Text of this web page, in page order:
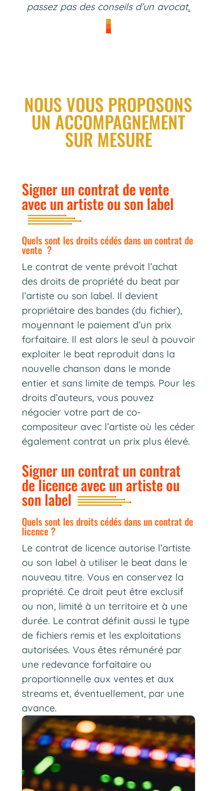
passez pas des conseils d’un avocat.
NOUS VOUS PROPOSONS
UN ACCOMPAGNEMENT
SUR MESURE
Signer un contrat de vente
avec un artiste ou son label
quels sont les droits cédés dans un contrat de
vente ?
Le contrat de vente prévoit l’achat
des droits de propriété du beat par
l’artiste ou son label. Il devient
propriétaire des bandes (du fichier),
moyennant le paiement d’un prix
forfaitaire. Il est alors le seul à pouvoir
exploiter le beat reproduit dans la
nouvelle chanson dans le monde
entier et sans limite de temps. Pour les
droits d’auteurs, vous pouvez
négocier votre part de co-
compositeur avec l’artiste où les céder
également contrat un prix plus élevé.
Signer un contrat un contrat
de licence avec un artiste ou
son label
quels sont les droits cédés dans un contrat de
licence ?
Le contrat de licence autorise l’artiste
ou son label à utiliser le beat dans le
nouveau titre. Vous en conservez la
propriété. Ce droit peut être exclusif
ou non, limité à un territoire et à une
durée. Le contrat définit aussi le type
de fichiers remis et les exploitations
autorisées. Vous êtes rémunéré par
une redevance forfaitaire ou
proportionnelle aux ventes et aux
streams et, éventuellement, par une
avance.